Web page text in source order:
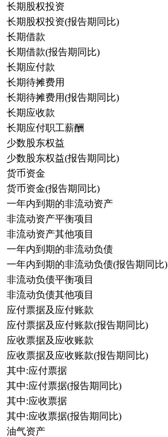
长期股权投资
长期股权投资(报告期同比)
长期借款
长期借款(报告期同比)
长期应付款
长期待摊费用
长期待摊费用(报告期同比)
长期应收款
长期应付职工薪酬
少数股东权益
少数股东权益(报告期同比)
货币资金
货币资金(报告期同比)
一年内到期的非流动资产
非流动资产平衡项目
非流动资产其他项目
一年内到期的非流动负债
一年内到期的非流动负债(报告期同比)
非流动负债平衡项目
非流动负债其他项目
应付票据及应付账款
应付票据及应付账款(报告期同比)
应收票据及应收账款
应收票据及应收账款(报告期同比)
其中:应付票据
其中:应付票据(报告期同比)
其中:应收票据
其中:应收票据(报告期同比)
油气资产